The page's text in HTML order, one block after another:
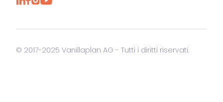
© 2017-2025 Vanillaplan AG - Tutti i diritti riservati.